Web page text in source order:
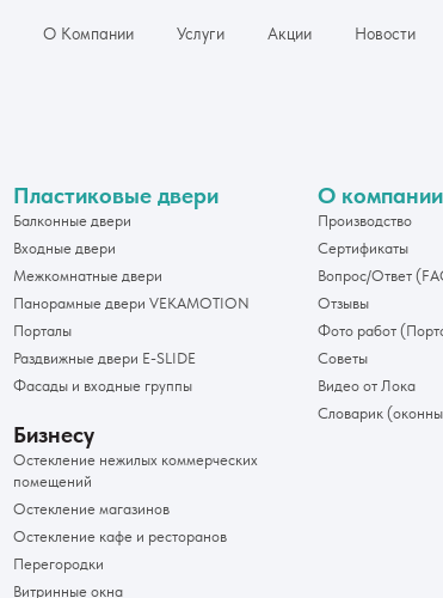
О Компании Услуги Акции Новости
Пластиковые двери
Балконные двери
Входные двери
Межкомнатные двери
Панорамные двери VEKAMOTION
Порталы
Раздвижные двери E-SLIDE
Фасады и входные группы
Бизнесу
Остекление нежилых коммерческих
помещений
Остекление магазинов
Остекление кафе и ресторанов
Перегородки
Витринные окна
О
Производство
Сертификаты
Вопрос/Ответ
Отзывы
Фото работ
Советы
Видео от Лока
Словарик